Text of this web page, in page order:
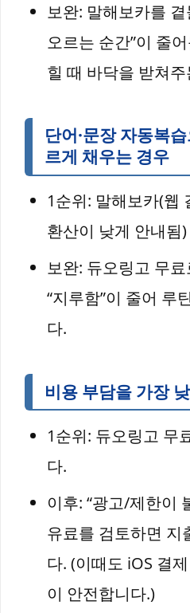
보완: 말해보카를
오르는 순간”이 줄
힐 때 바닥을 받쳐
단어·문장 자동복
르게 채우는 경우
1순위: 말해보카(웹
환산이 낮게 안내됨)
보완: 듀오링고 무
“지루함”이 줄어 루
다.
비용 부담을 가장
1순위: 듀오링고 무
다.
이후: “광고/제한이
유료를 검토하면 지
다. (이때도 iOS 결
이 안전합니다.)